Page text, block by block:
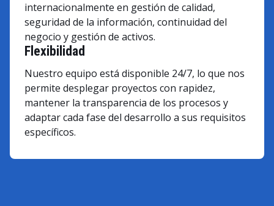
internacionalmente en gestión de calidad,
seguridad de la información, continuidad del
negocio y gestión de activos.
Flexibilidad
Nuestro equipo está disponible 24/7, lo que nos
permite desplegar proyectos con rapidez,
mantener la transparencia de los procesos y
adaptar cada fase del desarrollo a sus requisitos
específicos.